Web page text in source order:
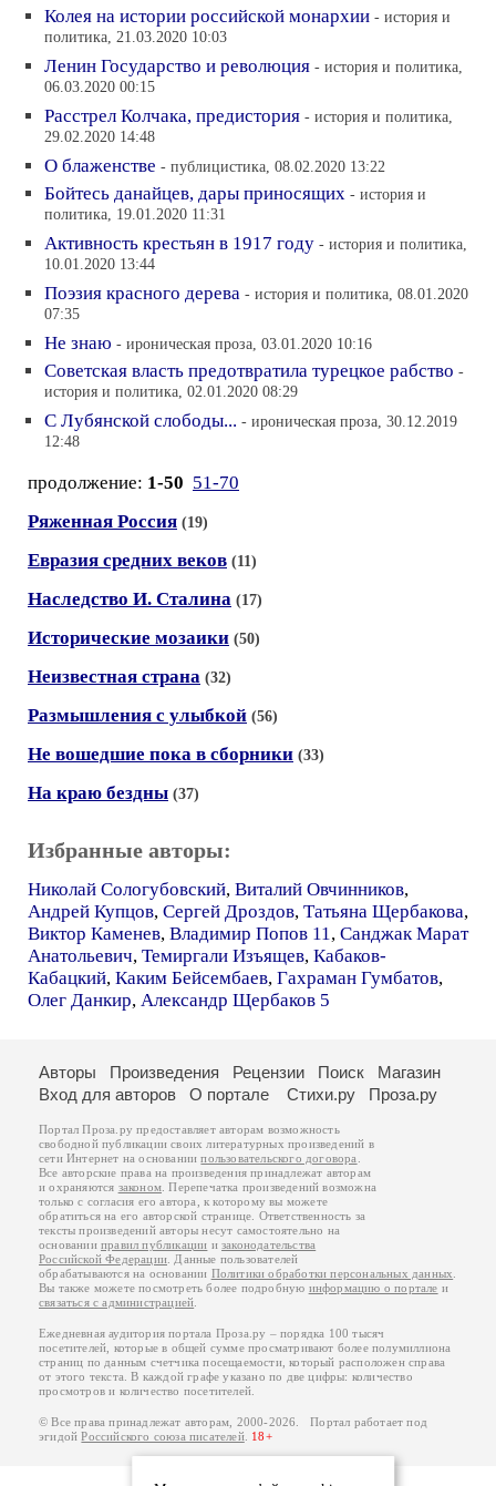
Колея на истории российской монархии - история и
политика, 21.03.2020 10:03
Ленин Государство и революция - история и политика,
06.03.2020 00:15
Расстрел Колчака, предистория - история и политика,
29.02.2020 14:48
О блаженстве - публицистика, 08.02.2020 13:22
Бойтесь данайцев, дары приносящих - история и
политика, 19.01.2020 11:31
Активность крестьян в 1917 году - история и политика,
10.01.2020 13:44
Поэзия красного дерева - история и политика, 08.01.2020
07:35
Не знаю - ироническая проза, 03.01.2020 10:16
Советская власть предотвратила турецкое рабство -
история и политика, 02.01.2020 08:29
C Лубянской слободы... - ироническая проза, 30.12.2019
12:48
продолжение: 1-50 51-70
Ряженная Россия (19)
Евразия средних веков (11)
Наследство И. Сталина (17)
Исторические мозаики (50)
Неизвестная страна (32)
Размышления с улыбкой (56)
Не вошедшие пока в сборники (33)
На краю бездны (37)
Избранные авторы:
Николай Сологубовский, Виталий Овчинников,
Андрей Купцов, Сергей Дроздов, Татьяна Щербакова,
Виктор Каменев, Владимир Попов 11, Санджак Марат
Анатольевич, Темиргали Изъящев, Кабаков-
Кабацкий, Каким Бейсембаев, Гахраман Гумбатов,
Олег Данкир, Александр Щербаков 5
Авторы Произведения Рецензии Поиск
Магазин
Вход для авторов
О портале Стихи.ру Проза.ру
Портал Проза.ру предоставляет авторам возможность
свободной публикации своих литературных произведений в
сети Интернет на основаниипользовательского договора
Все авторские права на произведения принадлежат авторам
и охраняются законом . Перепечатка произведений возможна
только с согласия его автора, к которому вы можете
обратиться на его авторской странице. Ответственность за
тексты произведений авторы несут самостоятельно на
основанииправил публикации изаконодательства
Российской Федерации . Данные пользователей
обрабатываются на основании Политики обработки персональных данных
Вы также можете посмотреть более подробную информацию о портале и
связаться с администрацией
Ежедневная аудитория портала Проза.ру – порядка 100 тысяч
посетителей, которые в общей сумме просматривают более полумиллиона
страниц по данным счетчика посещаемости, который расположен справа
от этого текста. В каждой графе указано по две цифры: количество
просмотров и количество посетителей.
© Все права принадлежат авторам, 2000-2026. Портал работает под
эгидойРоссийского союза писателей. 18+